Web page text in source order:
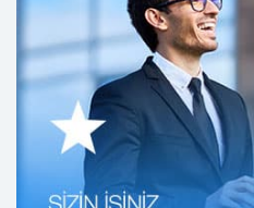
Güncel Olmasını Sağlama
CB Gayrimenkul
Danışmanlık Hizmetleri
temel haklarını ve kendi
dikkate alarak işlediği
güncel olmasını
gerekli tedbirleri almak
kurmakla yükümlüdür.